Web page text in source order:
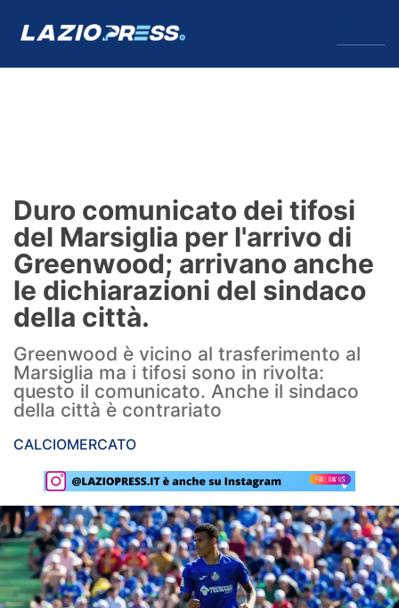
Formello
Infortuni
Primavera
Calciomercato
Lazio Women
Rassegna Lazio
Calcio
Serie A
Champions League
Duro comunicato dei tifosi
del Marsiglia per l'arrivo di
Greenwood; arrivano anche
le dichiarazioni del sindaco
della città.
Greenwood è vicino al trasferimento al
Marsiglia ma i tifosi sono in rivolta:
questo il comunicato. Anche il sindaco
della città è contrariato
CALCIOMERCATO